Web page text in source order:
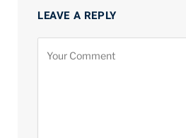
LEAVE A REPLY